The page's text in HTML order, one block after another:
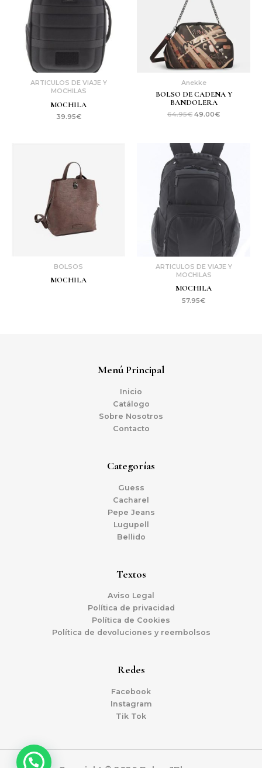
ARTICULOS DE VIAJE Y
MOCHILAS
MOCHILA
39.95€
Anekke
BOLSO DE CADENA Y
BANDOLERA
64.95€ 49.00€
BOLSOS
MOCHILA
ARTICULOS DE VIAJE Y
MOCHILAS
MOCHILA
57.95€
Menú Principal
Inicio
Catálogo
Sobre Nosotros
Contacto
Categorías
Guess
Cacharel
Pepe Jeans
Lugupell
Bellido
Textos
Aviso Legal
Política de privacidad
Política de Cookies
Política de devoluciones y reembolsos
Redes
Facebook
Instagram
Tik Tok